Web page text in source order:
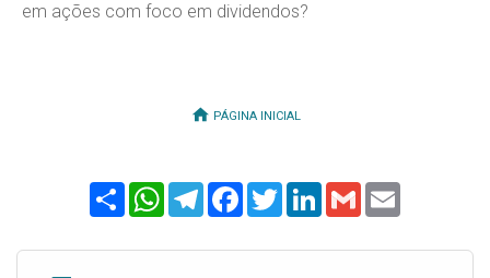
em ações com foco em dividendos?
PÁGINA INICIAL
ShareWhatsAppTelegramFacebook
TwitterLinkedInGmail